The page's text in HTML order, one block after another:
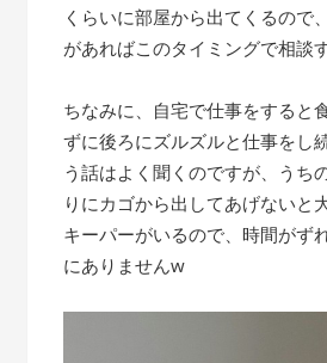
くらいに部屋から出てくるので
があればこのタイミングで相談
ちなみに、自宅で仕事をすると
ずに後ろにズルズルと仕事をし
う話はよく聞くのですが、うち
りにカゴから出してあげないと
キーパーがいるので、時間がず
にありませんw